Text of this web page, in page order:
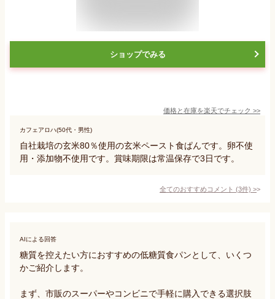
ショップでみる
価格と在庫を楽天でチェック >>
カフェアロハ(50代・男性)
自社栽培の玄米80％使用の玄米ペースト食ぱんです。卵不使
用・添加物不使用です。賞味期限は常温保存で3日です。
全てのおすすめコメント (3件) >
AIによる回答
糖質を控えたい方におすすめの低糖質食パンとして、いくつ
かご紹介します。
まず、市販のスーパーやコンビニで手軽に購入できる選択肢